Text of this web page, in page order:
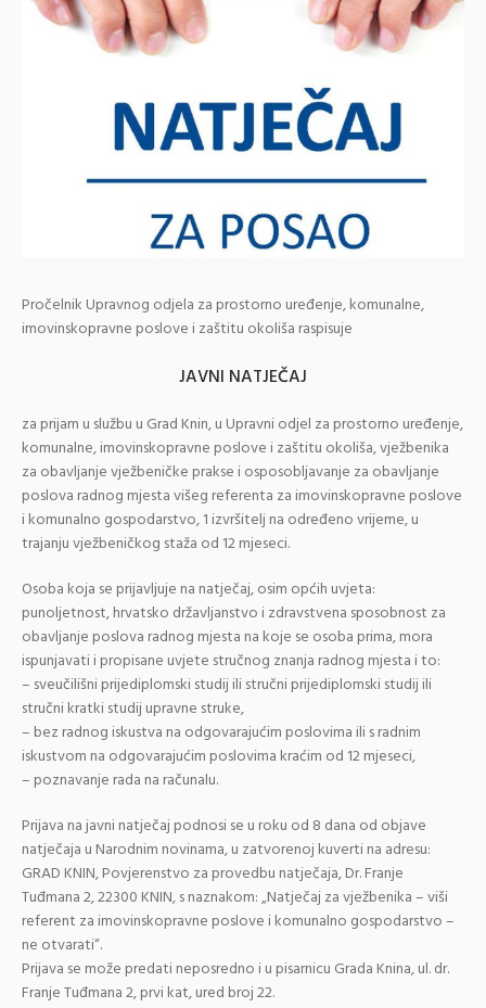
Pročelnik Upravnog odjela za prostorno uređenje, komunalne,
imovinskopravne poslove i zaštitu okoliša raspisuje
JAVNI NATJEČAJ
za prijam u službu u Grad Knin, u Upravni odjel za prostorno uređenje,
komunalne, imovinskopravne poslove i zaštitu okoliša, vježbenika
za obavljanje vježbeničke prakse i osposobljavanje za obavljanje
poslova radnog mjesta višeg referenta za imovinskopravne poslove
i komunalno gospodarstvo, 1 izvršitelj na određeno vrijeme, u
trajanju vježbeničkog staža od 12 mjeseci.
Osoba koja se prijavljuje na natječaj, osim općih uvjeta:
punoljetnost, hrvatsko državljanstvo i zdravstvena sposobnost za
obavljanje poslova radnog mjesta na koje se osoba prima, mora
ispunjavati i propisane uvjete stručnog znanja radnog mjesta i to:
– sveučilišni prijediplomski studij ili stručni prijediplomski studij ili
stručni kratki studij upravne struke,
– bez radnog iskustva na odgovarajućim poslovima ili s radnim
iskustvom na odgovarajućim poslovima kraćim od 12 mjeseci,
– poznavanje rada na računalu.
Prijava na javni natječaj podnosi se u roku od 8 dana od objave
natječaja u Narodnim novinama, u zatvorenoj kuverti na adresu:
GRAD KNIN, Povjerenstvo za provedbu natječaja, Dr. Franje
Tuđmana 2, 22300 KNIN, s naznakom: „Natječaj za vježbenika – viši
referent za imovinskopravne poslove i komunalno gospodarstvo –
ne otvarati“.
Prijava se može predati neposredno i u pisarnicu Grada Knina, ul. dr.
Franje Tuđmana 2, prvi kat, ured broj 22.